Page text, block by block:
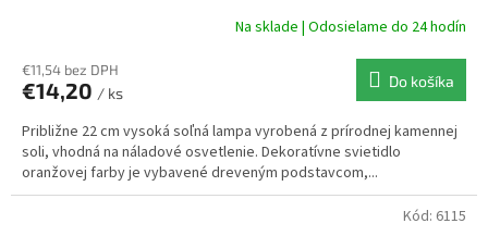
Na sklade | Odosielame do 24 hodín
€11,54 bez DPH
€14,20 / ks
Do košíka
Približne 22 cm vysoká soľná lampa vyrobená z prírodnej kamennej
soli, vhodná na náladové osvetlenie. Dekoratívne svietidlo
oranžovej farby je vybavené dreveným podstavcom,...
Kód: 6115